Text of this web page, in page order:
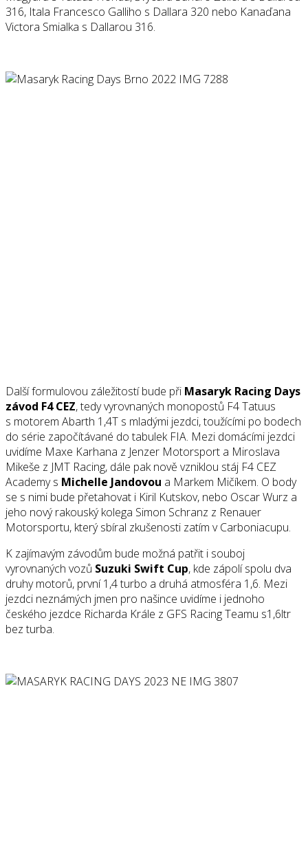
316, Itala Francesco Galliho s Dallara 320 nebo Kanaďana
Victora Smialka s Dallarou 316.
Další formulovou záležitostí bude při Masaryk Racing Days
závod F4 CEZ, tedy vyrovnaných monopostů F4 Tatuus
s motorem Abarth 1,4T s mladými jezdci, toužícími po bodech
do série započítávané do tabulek FIA. Mezi domácími jezdci
uvidíme Maxe Karhana z Jenzer Motorsport a Miroslava
Mikeše z JMT Racing, dále pak nově vzniklou stáj F4 CEZ
Academy s Michelle Jandovou a Markem Mičíkem. O body
se s nimi bude přetahovat i Kiril Kutskov, nebo Oscar Wurz a
jeho nový rakouský kolega Simon Schranz z Renauer
Motorsportu, který sbíral zkušenosti zatím v Carboniacupu.
K zajímavým závodům bude možná patřit i souboj
vyrovnaných vozů Suzuki Swift Cup, kde zápolí spolu dva
druhy motorů, první 1,4 turbo a druhá atmosféra 1,6. Mezi
jezdci neznámých jmen pro našince uvidíme i jednoho
českého jezdce Richarda Krále z GFS Racing Teamu s1,6ltr
bez turba.